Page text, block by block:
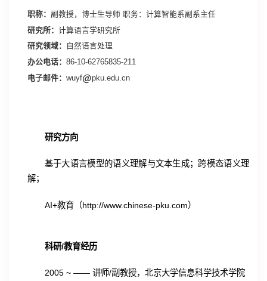
职称： 副教授，博士生导师 职务：计算智能系副系主任
研究所： 计算语言学研究所
研究领域：
自然语言处理
办公电话： 86-10-62765835-211
电子邮件： wuyf pku.edu.cn
研究方向
基于大语言模型的语义理解与文本生成；跨模态语义理
解；
AI+教育（http://www.chinese-pku.com）
科研/教育经历
2005 ~ —— 讲师/副教授，北京大学信息科学技术学院